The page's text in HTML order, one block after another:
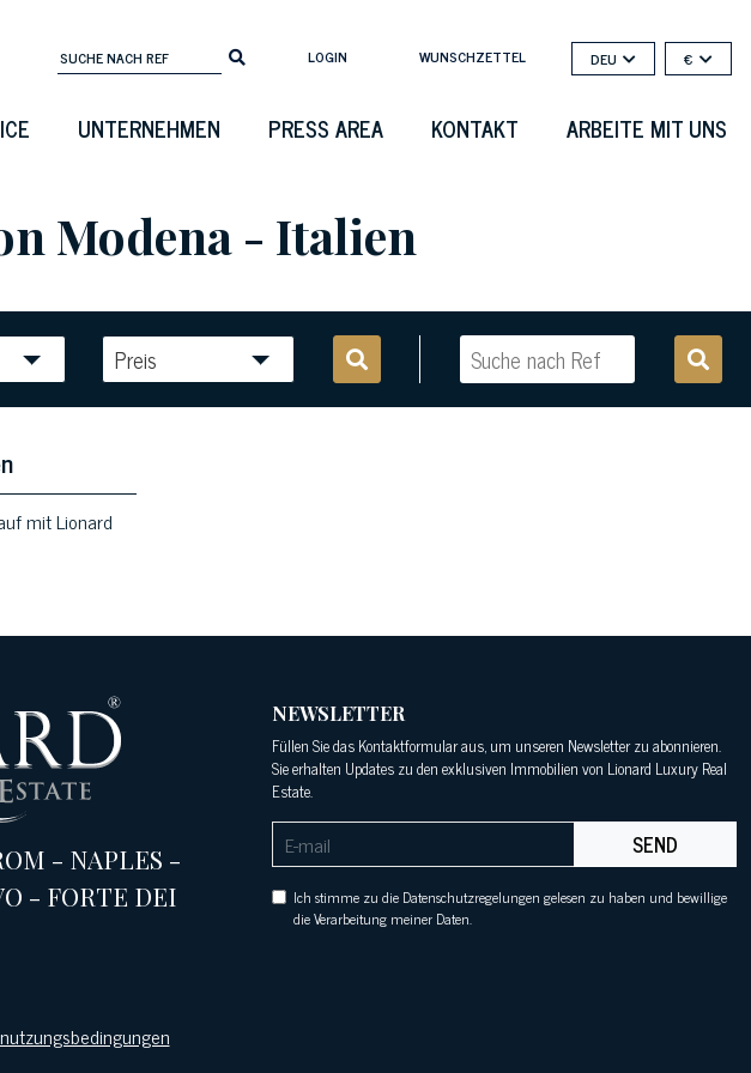
LOGIN WUNSCHZETTEL DEU €
UNTERNEHMEN PRESS AREA KONTAKT ARBEITE MIT UNS
Modena - Italien
Preis
mit Lionard
- NAPLES -
- FORTE DEI
NEWSLETTER
Füllen Sie das Kontaktformular aus, um unseren Newsletter zu abonnieren.
Sie erhalten Updates zu den exklusiven Immobilien von Lionard Luxury Real
Estate.
SEND
Ich stimme zu die Datenschutzregelungen gelesen zu haben und bewillige
die Verarbeitung meiner Daten.